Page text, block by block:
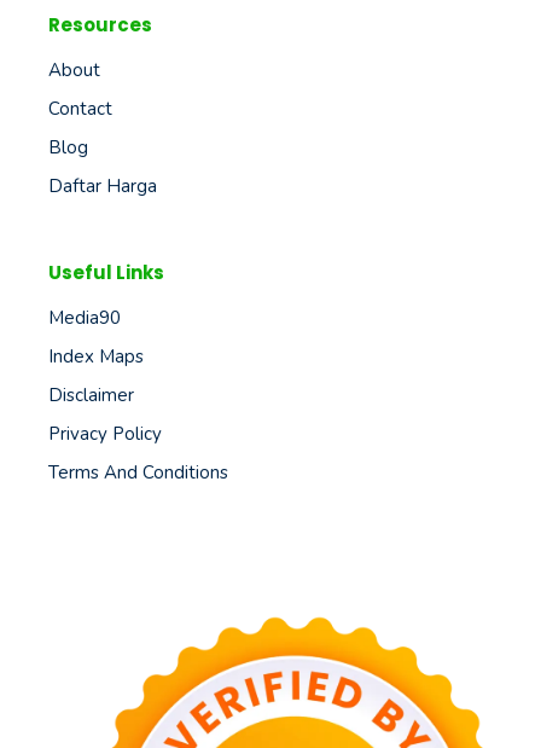
Resources
About
Contact
Blog
Daftar Harga
Useful Links
Media90
Index Maps
Disclaimer
Privacy Policy
Terms And Conditions